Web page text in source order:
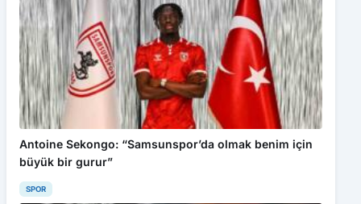
Antoine Sekongo: “Samsunspor’da olmak benim için
büyük bir gurur”
SPOR